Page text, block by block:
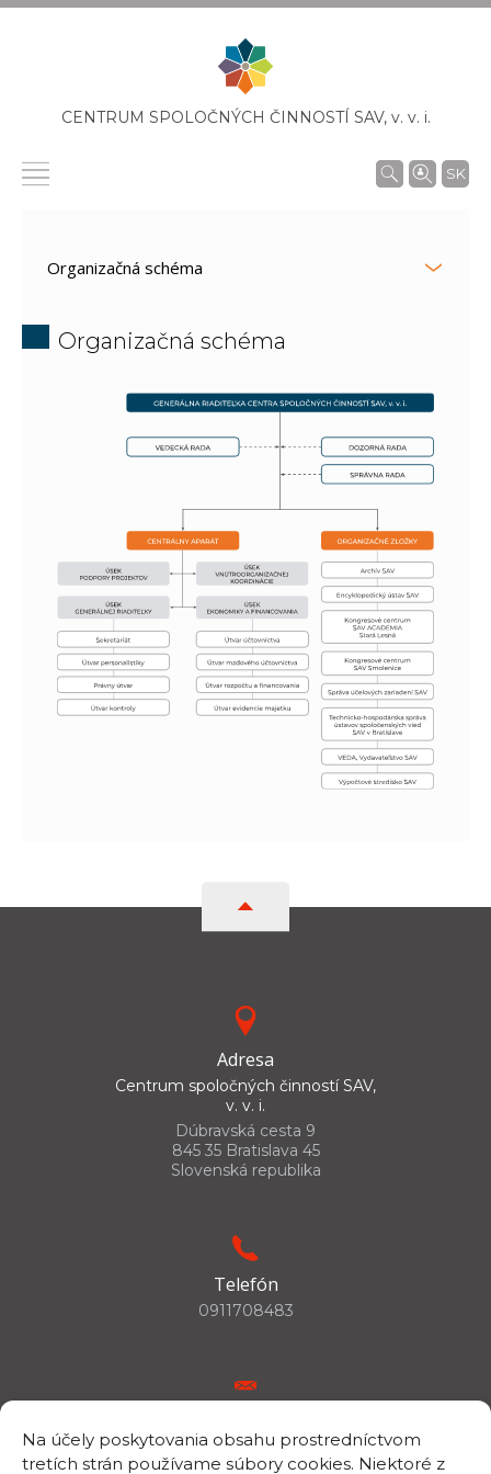
Na účely poskytovania obsahu prostredníctvom
tretích strán používame súbory cookies. Niektoré z
CENTRUM SPOLOČNÝCH ČINNOSTÍ SAV, v. v. i.
SK
Organizačná schéma
Adresa
Centrum spoločných činností SAV,
v. v. i.
Dúbravská cesta 9
845 35 Bratislava 45
Slovenská republika
Telefón
0911708483
csc.info@savba.sk